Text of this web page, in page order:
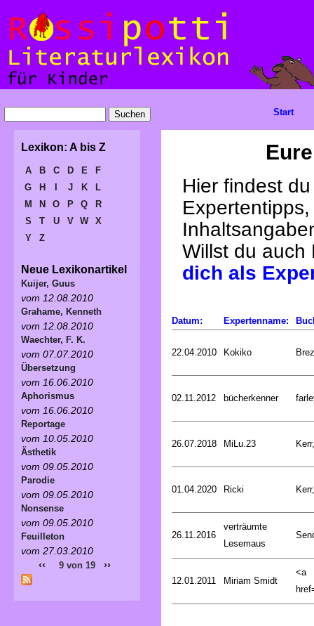
Hier findest
Willst du
dich als
Datum: Expertenname:
22.04.2010 Kokiko
02.11.2012 bücherkenner
26.07.2018 MiLu.23
01.04.2020 Ricki
26.11.2016
verträumte
Lesemaus
12.01.2011 Miriam Smidt
<a
Start
Lexikon: A bis Z
A B C D E
F
G
H J K
L
M
N O P Q
R
S
T U V W
X
Y
Z
Neue Lexikonartikel
Kuijer, Guus
vom 12.08.2010
Grahame, Kenneth
vom 12.08.2010
Waechter, F. K.
vom 07.07.2010
Übersetzung
vom 16.06.2010
Aphorismus
vom 16.06.2010
Reportage
vom 10.05.2010
Ästhetik
vom 09.05.2010
Parodie
vom 09.05.2010
Nonsense
vom 09.05.2010
Feuilleton
vom 27.03.2010
‹‹ 9 von 19 ››